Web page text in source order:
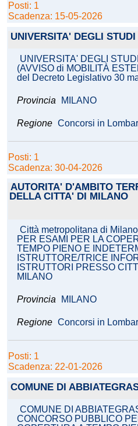
Posti: 1
Scadenza: 15-05-2026
UNIVERSITA' DEGLI
UNIVERSITA' DEGLI
(AVVISO di MOBILITÀ
del Decreto Legislativo 30
Provincia MILANO
Regione Concorsi in
Posti: 1
Scadenza: 30-04-2026
AUTORITA' D'AMBITO
DELLA CITTA' DI MILANO
Città metropolitana di
PER ESAMI PER LA
TEMPO PIENO E
ISTRUTTORE/TRICE
ISTRUTTORI PRESSO
MILANO
Provincia MILANO
Regione Concorsi in
Posti: 1
Scadenza: 22-01-2026
COMUNE DI
COMUNE DI
CONCORSO PUBBLICO